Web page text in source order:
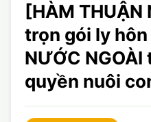
LUẬT SƯ
CHUYÊN VIÊN
TUYỂN DỤNG
DÂN SỰ
DOANH NGHIỆP
DÂN SỰ
[HÀM
trọn gói ly hôn
NƯỚC
quyền nuôi